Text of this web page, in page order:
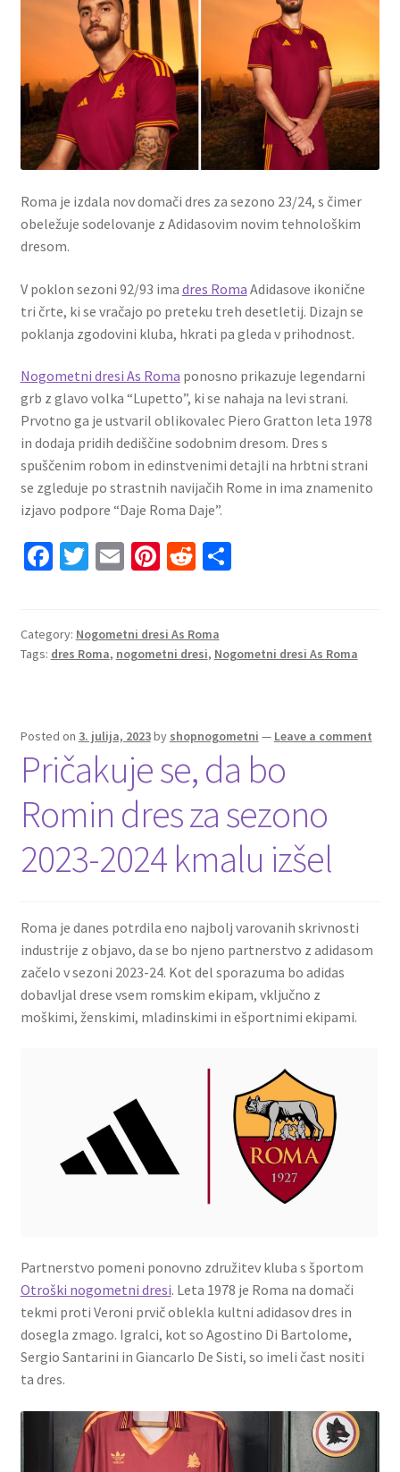
Roma je izdala nov domači dres za sezono 23/24, s čimer
obeležuje sodelovanje z Adidasovim novim tehnološkim
dresom.
V poklon sezoni 92/93 ima dres Roma Adidasove ikonične
tri črte, ki se vračajo po preteku treh desetletij. Dizajn se
poklanja zgodovini kluba, hkrati pa gleda v prihodnost.
Nogometni dresi As Roma ponosno prikazuje legendarni
grb z glavo volka “Lupetto”, ki se nahaja na levi strani.
Prvotno ga je ustvaril oblikovalec Piero Gratton leta 1978
in dodaja pridih dediščine sodobnim dresom. Dres s
spuščenim robom in edinstvenimi detajli na hrbtni strani
se zgleduje po strastnih navijačih Rome in ima znamenito
izjavo podpore “Daje Roma Daje”.
Fa
o
o
T
er
E
l
Pi
es
t
R
di
t
S
Category: Nogometni dresi As Roma
Tags: dres Roma, nogometni dresi, Nogometni dresi As Roma
Posted on 3. julija, 2023by shopnogometni — Leave a comment
Pričakuje se, da bo
Romin dres za sezono
2023-2024 kmalu izšel
Roma je danes potrdila eno najbolj varovanih skrivnosti
industrije z objavo, da se bo njeno partnerstvo z adidasom
začelo v sezoni 2023-24. Kot del sporazuma bo adidas
dobavljal drese vsem romskim ekipam, vključno z
moškimi, ženskimi, mladinskimi in ešportnimi ekipami.
Partnerstvo pomeni ponovno združitev kluba s športom
Otroški nogometni dresi. Leta 1978 je Roma na domači
tekmi proti Veroni prvič oblekla kultni adidasov dres in
dosegla zmago. Igralci, kot so Agostino Di Bartolome,
Sergio Santarini in Giancarlo De Sisti, so imeli čast nositi
ta dres.